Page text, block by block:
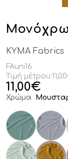
KYMA Fabrics
FAuni16
Τιμή μέτρου:
11,00€
Χρώμα